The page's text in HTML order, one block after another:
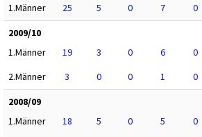
1.Männer
25 5 0 7 0
2009/10
1.Männer
19 3 0 6 0
2.Männer
3 0 0 1 0
2008/09
1.Männer
18 5 0 5 0